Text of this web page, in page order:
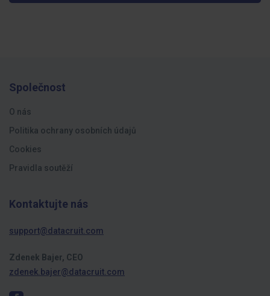
Společnost
O nás
Politika ochrany osobních údajů
Cookies
Pravidla soutěží
Kontaktujte nás
support@datacruit.com
Zdenek Bajer, CEO
zdenek.bajer@datacruit.com